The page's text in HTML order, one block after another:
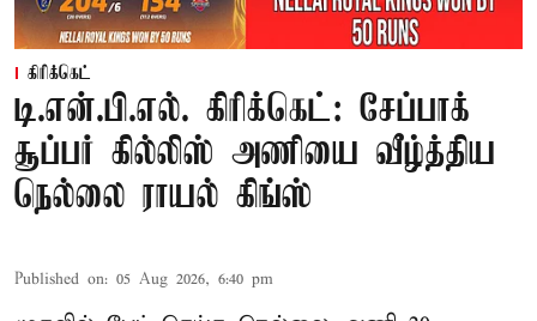
கிரிக்கெட்
டி.என்.பி.எல். கிரிக்கெட்: சேப்பாக்
சூப்பர் கில்லிஸ் அணியை வீழ்த்திய
நெல்லை ராயல் கிங்ஸ்
Published on: 05 Aug 2026, 6:40 pm